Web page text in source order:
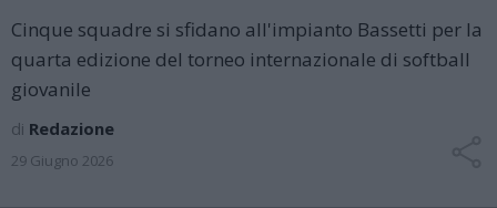
Cinque squadre si sfidano all'impianto Bassetti per la
quarta edizione del torneo internazionale di softball
giovanile
di Redazione
29 Giugno 2026